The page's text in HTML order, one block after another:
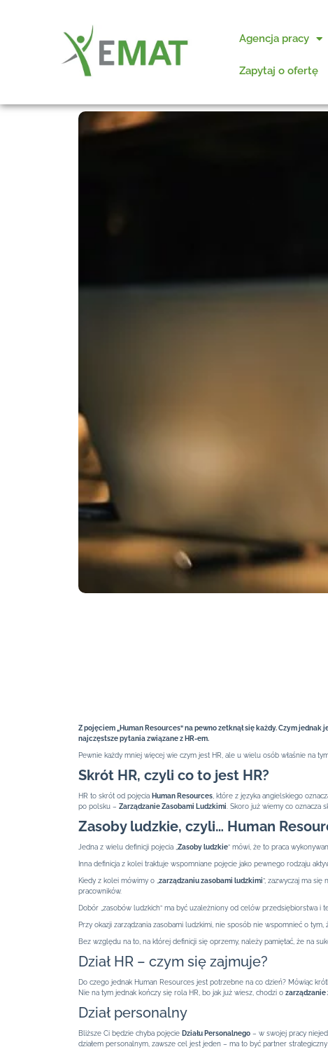
Agencja pracy
Zapytaj o ofertę
Z pojęciem „Human Resources” na pewno zetknął się każdy. Czym
najczęstsze pytania związane z HR-em.
Pewnie każdy mniej więcej wie czym jest HR, ale u wielu osób właśnie na
Skrót HR, czyli co to jest HR?
HR to skrót od pojęcia Human Resources , które z języka angielskiego oznacza
po polsku – Zarządzanie Zasobami Ludzkimi . Skoro już wiemy co oznacza
Zasoby ludzkie, czyli… Human
Jedna z wielu definicji pojęcia „ Zasoby ludzkie” mówi, że to praca
Inna definicja z kolei traktuje wspomniane pojęcie jako pewnego rodzaju
Kiedy z kolei mówimy o „ zarządzaniu zasobami ludzkimi”, zazwyczaj ma
pracowników.
Dobór „zasobów ludzkich” ma być uzależniony od celów przedsiębiorstwa
Przy okazji zarządzania zasobami ludzkimi, nie sposób nie wspomnieć o
Bez względu na to, na której definicji się oprzemy, należy pamiętać, że na
Dział HR – czym się zajmuje?
Do czego jednak Human Resources jest potrzebne na co dzień? Mówiąc
Nie na tym jednak kończy się rola HR, bo jak już wiesz, chodzi o zarządzanie
Dział personalny
Bliższe Ci będzie chyba pojęcie Działu Personalnego – w swojej pracy
działem personalnym, zawsze cel jest jeden – ma to być partner strategiczny